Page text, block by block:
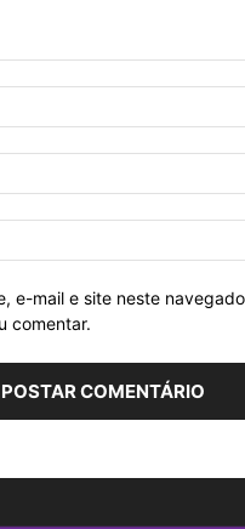
e-mail e site neste
comentar.